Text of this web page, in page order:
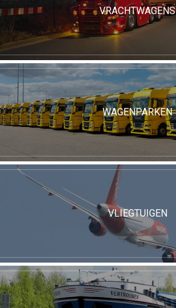
VRACHTWAGENS
WAGENPARKEN
VLIEGTUIGEN